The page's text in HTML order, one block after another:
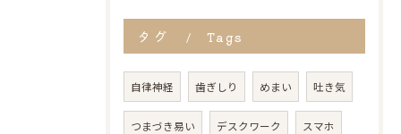
タグ Tags
自律神経 歯ぎしり めまい 吐き気
つまづき易い デスクワーク スマホ